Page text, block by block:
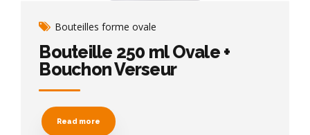
Bouteilles forme ovale
Bouteille 250 ml Ovale +
Bouchon Verseur
Read more